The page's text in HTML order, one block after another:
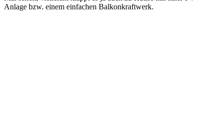
Anlage bzw. einem einfachen Balkonkraftwerk.